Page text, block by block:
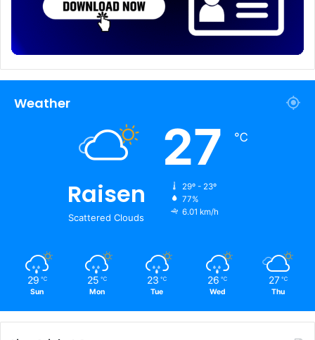
Weather
Raisen
Scattered Clouds
27 ℃
29º - 23º
77%
6.01 km/h
29 ℃
Sun
25 ℃
Mon
23 ℃
Tue
26 ℃
Wed
27 ℃
Thu